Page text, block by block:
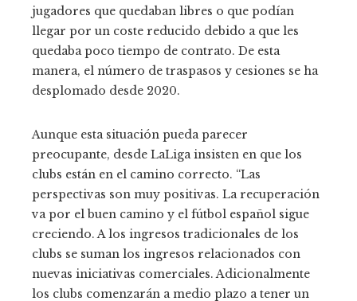
jugadores que quedaban libres o que podían
llegar por un coste reducido debido a que les
quedaba poco tiempo de contrato. De esta
manera, el número de traspasos y cesiones se ha
desplomado desde 2020.
Aunque esta situación pueda parecer
preocupante, desde LaLiga insisten en que los
clubs están en el camino correcto. “Las
perspectivas son muy positivas. La recuperación
va por el buen camino y el fútbol español sigue
creciendo. A los ingresos tradicionales de los
clubs se suman los ingresos relacionados con
nuevas iniciativas comerciales. Adicionalmente
los clubs comenzarán a medio plazo a tener un